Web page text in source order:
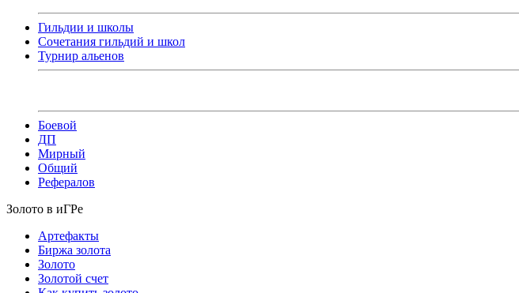
Гильдии и школы
Сочетания гильдий и школ
Турнир альенов
Боевой
ДП
Мирный
Общий
Рефералов
Золото в иГРе
Артефакты
Биржа золота
Золото
Золотой счет